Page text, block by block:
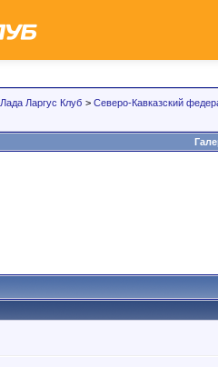
Лада Ларгус Клуб > Северо-Кавказский